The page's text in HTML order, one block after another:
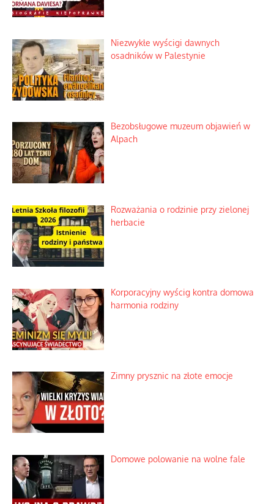
Niezwykłe wyścigi dawnych
osadników w Palestynie
Bezobsługowe muzeum objawień w
Alpach
Rozważania o rodzinie przy zielonej
herbacie
Korporacyjny wyścig kontra domowa
harmonia rodziny
Zimny prysznic na złote emocje
Domowe polowanie na wolne fale